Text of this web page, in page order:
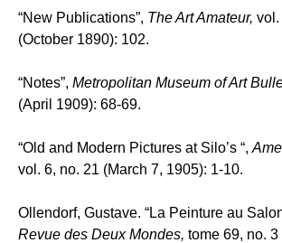
“New Publications”, The Art Amateur, vol.
(October 1890): 102.
“Notes”, Metropolitan Museum of Art
(April 1909): 68-69.
“Old and Modern Pictures at Silo’s “,
vol. 6, no. 21 (March 7, 1905): 1-10.
Ollendorf, Gustave. “La Peinture au
Revue des Deux Mondes, tome 69, no.